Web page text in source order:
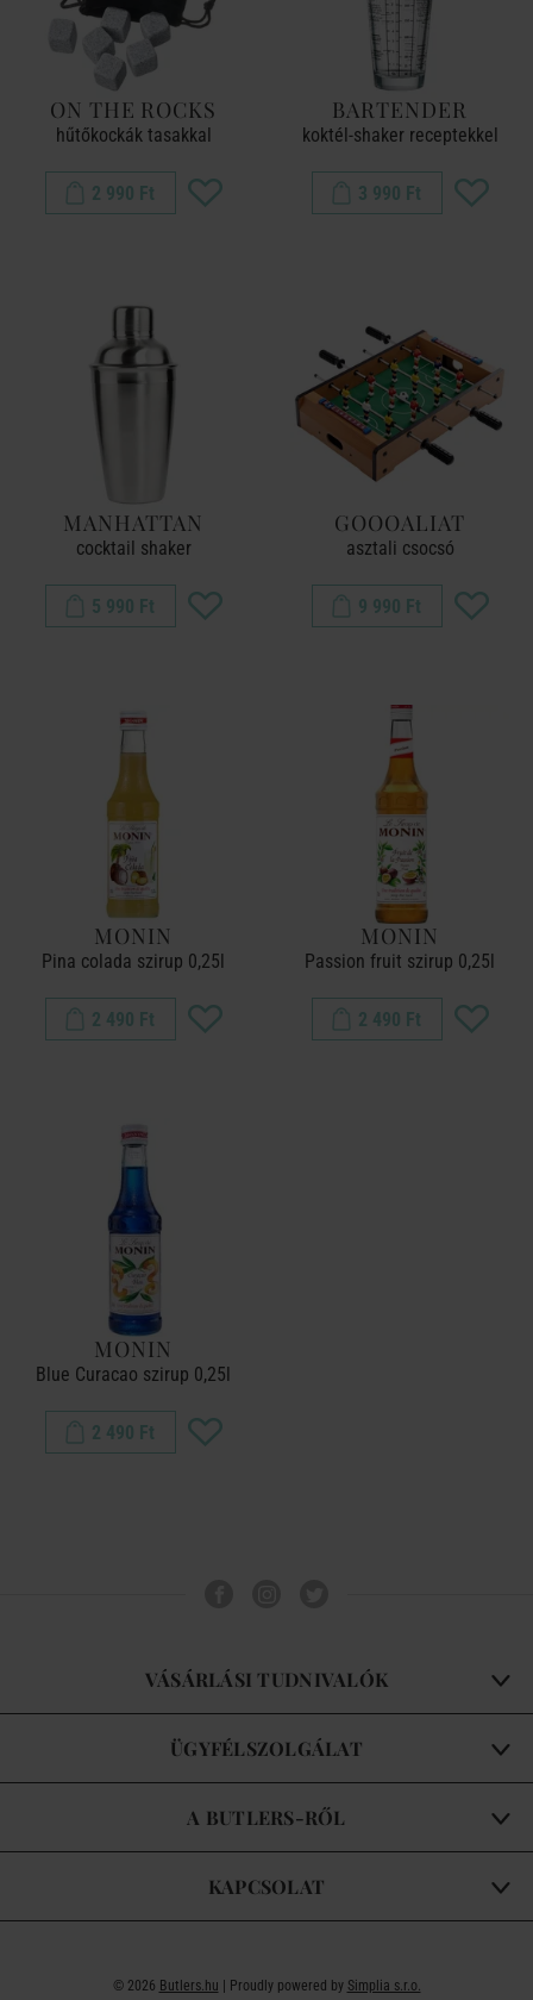
ON THE ROCKS
hűtőkockák tasakkal
2 990 Ft
BARTENDER
koktél-shaker receptekkel
3 990 Ft
MANHATTAN
cocktail shaker
5 990 Ft
GOOOALIAT
asztali csocsó
9 990 Ft
MONIN
Pina colada szirup 0,25l
2 490 Ft
MONIN
Passion fruit szirup 0,25l
2 490 Ft
MONIN
Blue Curacao szirup 0,25l
2 490 Ft
VÁSÁRLÁSI TUDNIVALÓK
ÜGYFÉLSZOLGÁLAT
A BUTLERS-RŐL
KAPCSOLAT
© 2026 Butlers.hu | Proudly powered by Simplia s.r.o.